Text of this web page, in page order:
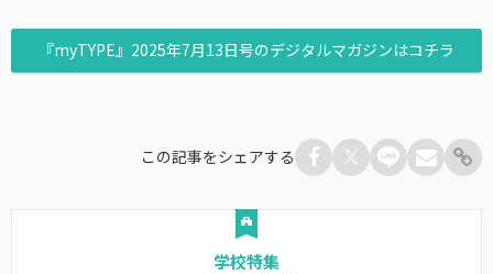
『myTYPE』2025年7月13日号のデジタルマガジンはコチラ
この記事をシェアする
学校特集